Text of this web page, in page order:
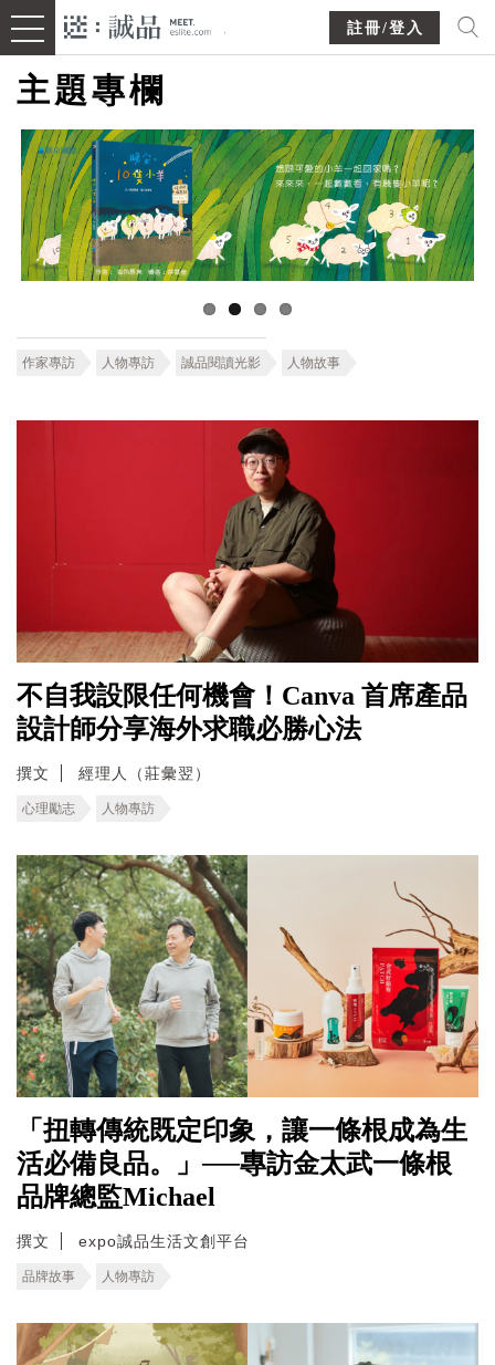
註冊/登入
主題專欄
作家專訪 人物專訪 誠品閱讀光影 人物故事
不自我設限任何機會！Canva 首席產品
設計師分享海外求職必勝心法
撰文 經理人（莊彙翌）
心理勵志 人物專訪
「扭轉傳統既定印象，讓一條根成為生
活必備良品。」──專訪金太武一條根
品牌總監Michael
撰文 expo誠品生活文創平台
品牌故事 人物專訪